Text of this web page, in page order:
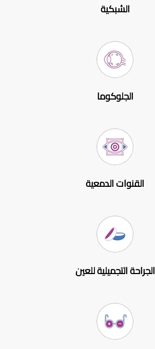
الشبكية
الجلوكوما
القنوات الدمعية
الجراحة التجميلية للعين